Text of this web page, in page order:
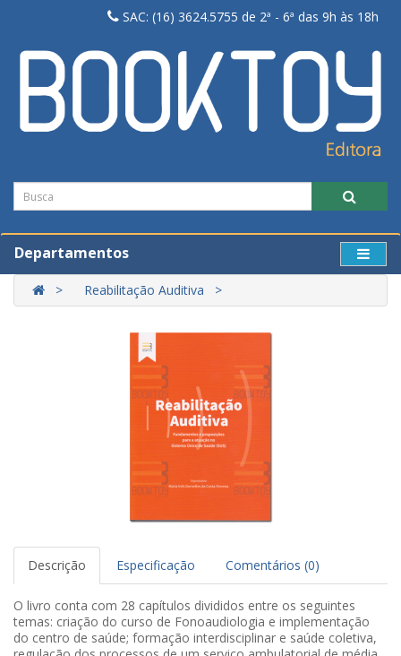
SAC: (16) 3624.5755 de 2ª - 6ª das 9h às 18h
Departamentos
Reabilitação Auditiva
Descrição Especificação Comentários (0)
O livro conta com 28 capítulos divididos entre os seguintes
temas: criação do curso de Fonoaudiologia e implementação
do centro de saúde; formação interdisciplinar e saúde coletiva,